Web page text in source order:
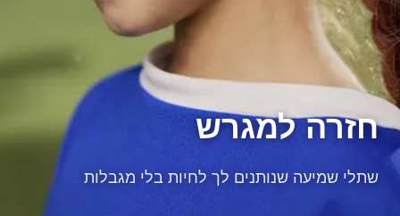
חזרה למגרש
שתלי שמיעה שנותנים לך לחיות בלי מגבלות